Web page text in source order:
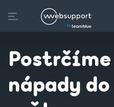
Skip
Postrčíme
nápady